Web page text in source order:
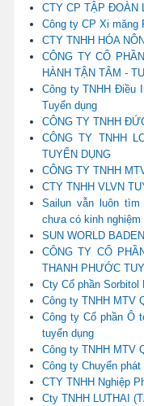
CTY CP TẬP ĐOÀN
Công ty CP Xi măng
CTY TNHH HÓA
CÔNG TY CỔ
HÀNH TẬN TÂM -
Công ty TNHH Điều
Tuyển dụng
CÔNG TY TNHH
CÔNG TY TNHH
TUYỂN DỤNG
CÔNG TY TNHH
CTY TNHH VLVN
Sailun vẫn luôn
chưa có kinh nghiệm
SUN WORLD
CÔNG TY CỔ
THANH PHƯỚC
Cty Cổ phần Sorbitol
Công ty TNHH MTV
Công ty Cổ phần Ô
tuyển dụng
Công ty TNHH MTV
Công ty Chuyển
CTY TNHH Nghiệp
Cty TNHH LUTHAI